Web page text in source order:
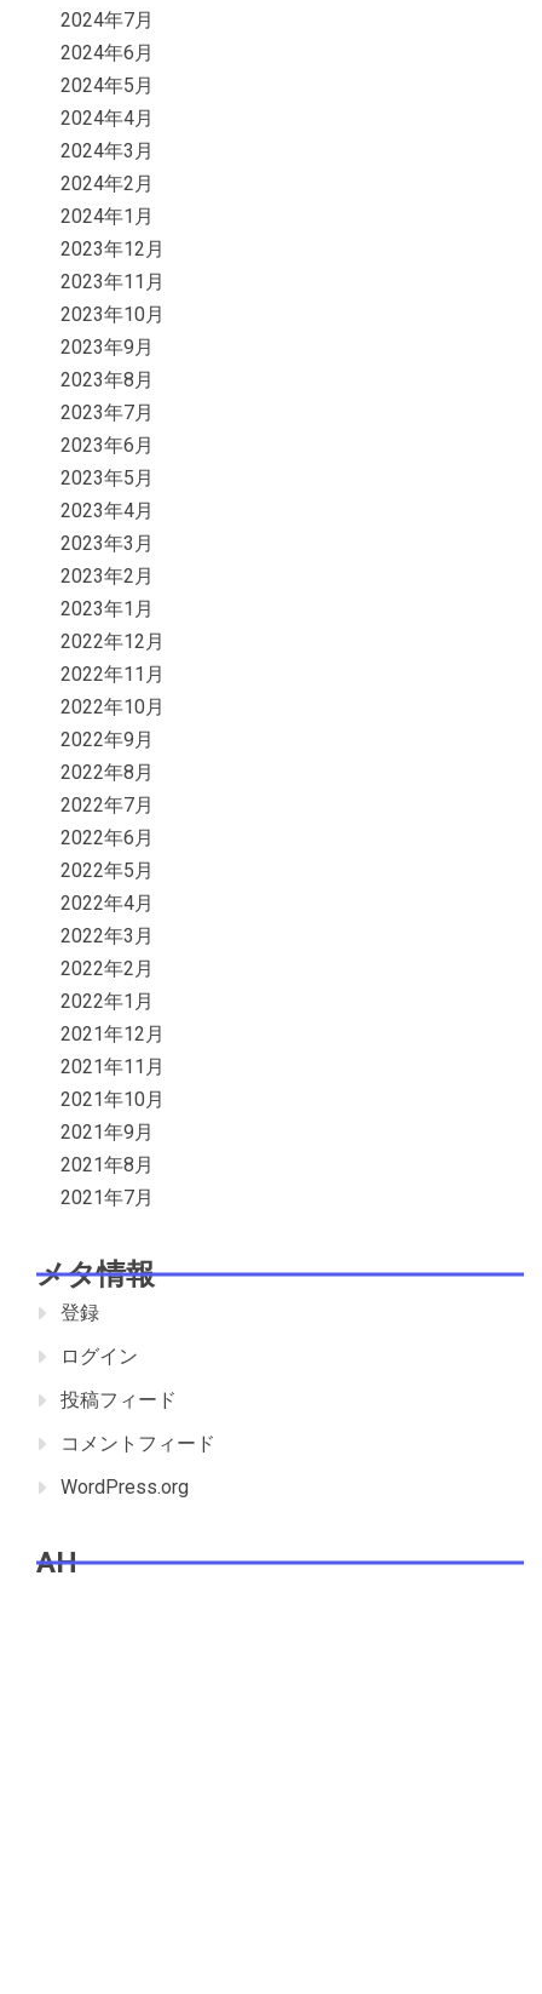
2024年7月
2024年6月
2024年5月
2024年4月
2024年3月
2024年2月
2024年1月
2023年12月
2023年11月
2023年10月
2023年9月
2023年8月
2023年7月
2023年6月
2023年5月
2023年4月
2023年3月
2023年2月
2023年1月
2022年12月
2022年11月
2022年10月
2022年9月
2022年8月
2022年7月
2022年6月
2022年5月
2022年4月
2022年3月
2022年2月
2022年1月
2021年12月
2021年11月
2021年10月
2021年9月
2021年8月
2021年7月
メタ情報
登録
ログイン
投稿フィード
コメントフィード
WordPress.org
AH